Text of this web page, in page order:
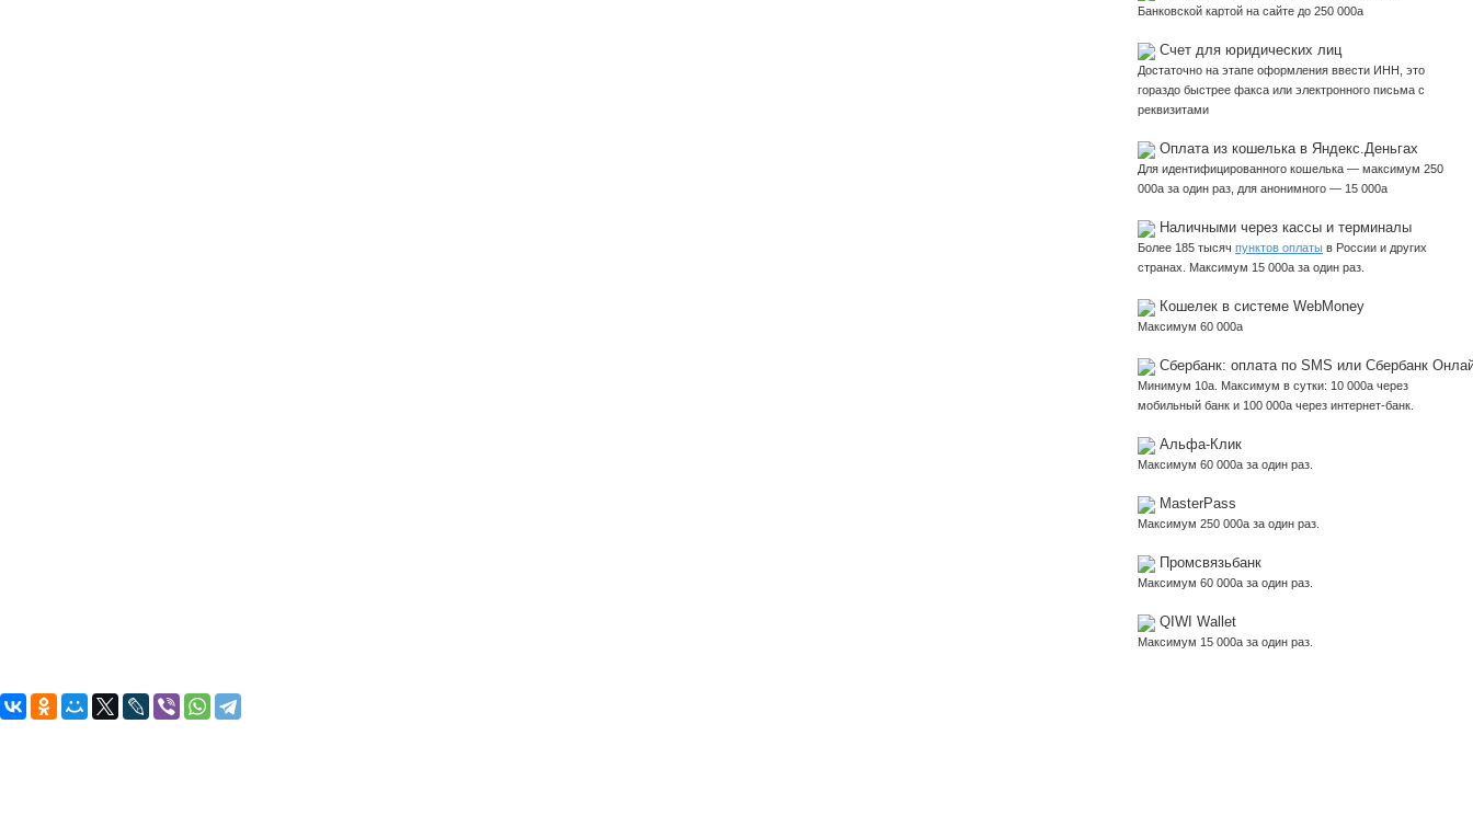
Банковской картой на сайте до 250 000a
Счет для юридических лиц
Достаточно на этапе оформления ввести ИНН, это
гораздо быстрее факса или электронного письма с
реквизитами
Оплата из кошелька в Яндекс.Деньгах
Для идентифицированного кошелька — максимум 250
000a за один раз, для анонимного — 15 000a
Наличными через кассы и терминалы
Более 185 тысяч пунктов оплаты в России и других
странах. Максимум 15 000a за один раз.
Кошелек в системе WebMoney
Максимум 60 000a
Сбербанк: оплата по SMS или Сбербанк
Минимум 10a . Максимум в сутки: 10 000a через
мобильный банк и 100 000a через интернет-банк.
Альфа-Клик
Максимум 60 000a за один раз.
MasterPass
Максимум 250 000a за один раз.
Промсвязьбанк
Максимум 60 000a за один раз.
QIWI Wallet
Максимум 15 000a за один раз.